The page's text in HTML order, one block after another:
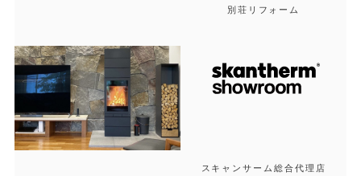
別荘リフォーム
スキャンサーム総合代理店